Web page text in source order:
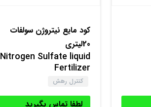
کود مایع نیتروژن سولفات
20لیتری
Nitrogen Sulfate liquid
Fertilizer
کنترل رهش
لطفا تماس بگیرید